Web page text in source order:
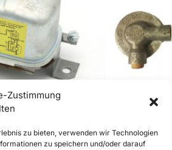
Zustimmung
zu bieten, verwenden wir Technologien
zu speichern und/oder darauf